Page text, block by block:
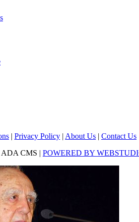
| Privacy Policy | About Us | Contact Us
ADA CMS | POWERED BY